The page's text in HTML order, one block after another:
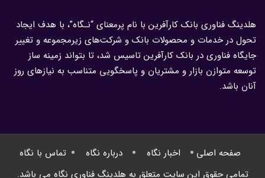
هلدینگ فناوری بانک کارآفرین با نام پرمعنای “نـگاه”، با هدف ایجاد
تحول در خدمات و محصولات بانک و شرکت‌های زیرمجموعه و تغییر
جایگاه فناوری در بانک کارآفرین تاسیس شد، تا بتواند زمینه ساز
توسعه متوازن بازار و مشتریان و پاسخگویی متناسب به نیازهای روز
آنان باشد.
صفحه اصلی اخبار نگاه درباره نگاه
تماس با نگاه
تمامی حقوق این سایت متعلق به هلدینگ فناوری نگاه می باشد.